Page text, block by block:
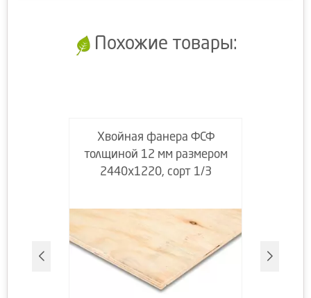
Похожие товары:
Хвойная фанера ФСФ
толщиной 12 мм размером
2440х1220, сорт 1/3